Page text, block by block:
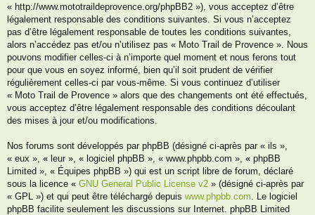
« http://www.mototraildeprovence.org/phpBB2 »), vous acceptez d’être
légalement responsable des conditions suivantes. Si vous n’acceptez
pas d’être légalement responsable de toutes les conditions suivantes,
alors n’accédez pas et/ou n’utilisez pas « Moto Trail de Provence ». Nous
pouvons modifier celles-ci à n’importe quel moment et nous ferons tout
pour que vous en soyez informé, bien qu’il soit prudent de vérifier
régulièrement celles-ci par vous-même. Si vous continuez d’utiliser
« Moto Trail de Provence » alors que des changements ont été effectués,
vous acceptez d’être légalement responsable des conditions découlant
des mises à jour et/ou modifications.
Nos forums sont développés par phpBB (désigné ci-après par « ils »,
« eux », « leur », « logiciel phpBB », « www.phpbb.com », « phpBB
Limited », « Équipes phpBB ») qui est un script libre de forum, déclaré
sous la licence « GNU General Public License v2 » (désigné ci-après par
« GPL ») et qui peut être téléchargé depuis www.phpbb.com . Le logiciel
phpBB facilite seulement les discussions sur Internet. phpBB Limited